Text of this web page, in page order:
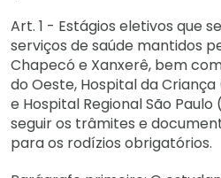
Art. 1 - Estágios eletivos que
serviços de saúde mantidos
Chapecó e Xanxerê, bem
do Oeste, Hospital da
e Hospital Regional São
seguir os trâmites e
para os rodízios obrigatórios.